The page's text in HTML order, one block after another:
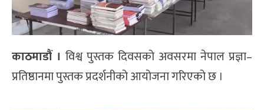
काठमाडौं । विश्व पुस्तक दिवसको अवसरमा नेपाल प्रज्ञा–
प्रतिष्ठानमा पुस्तक प्रदर्शनीको आयोजना गरिएको छ ।